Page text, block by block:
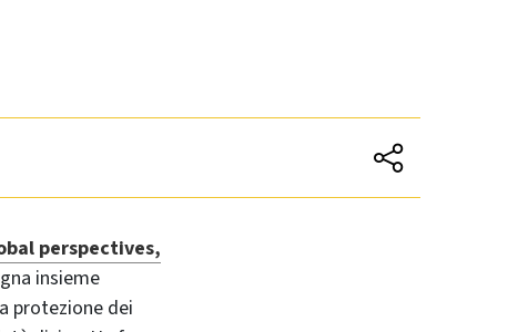
perspectives,
insieme
protezione dei